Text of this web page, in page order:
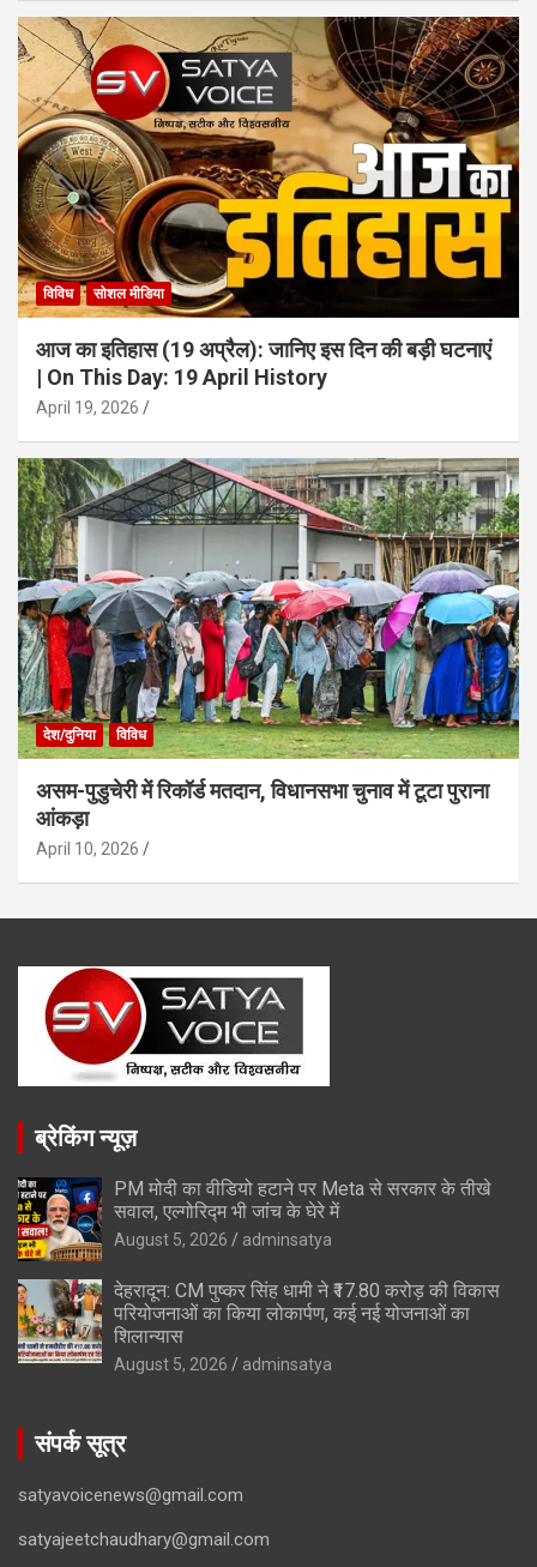
विविध सोशल मीडिया
आज का इतिहास (19 अप्रैल): जानिए इस दिन की बड़ी घटनाएं
| On This Day: 19 April History
April 19, 2026
देश/दुनिया विविध
असम-पुडुचेरी में रिकॉर्ड मतदान, विधानसभा चुनाव में टूटा पुराना
आंकड़ा
April 10, 2026
ब्रेकिंग न्यूज़
PM मोदी का वीडियो हटाने पर Meta से सरकार के तीखे
सवाल, एल्गोरिद्म भी जांच के घेरे में
August 5, 2026 adminsatya
देहरादून: CM पुष्कर सिंह धामी ने ₹17.80 करोड़ की विकास
परियोजनाओं का किया लोकार्पण, कई नई योजनाओं का
शिलान्यास
August 5, 2026 adminsatya
संपर्क सूत्र
satyavoicenews@gmail.com
satyajeetchaudhary@gmail.com